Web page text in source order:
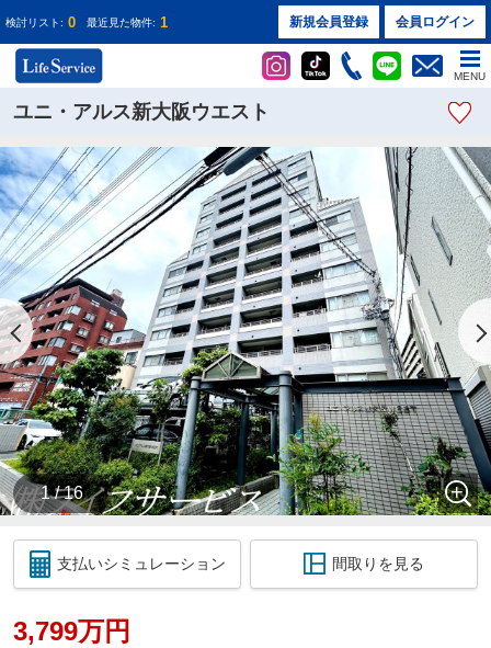
検討リスト: 0 最近見た物件: 1 新規会員登録 会員ログイン
MENU
ユニ・アルス新大阪ウエスト
1 / 16
支払いシミュレーション 間取りを見る
3,799万円